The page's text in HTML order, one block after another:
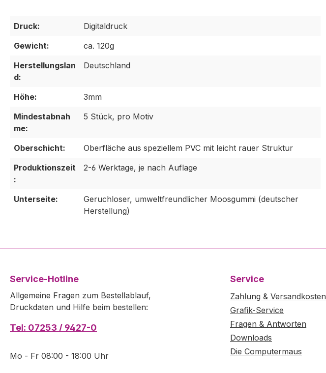
Druck:
Digitaldruck
Gewicht:
ca. 120g
Herstellungslan
d:
Deutschland
Höhe:
3mm
Mindestabnah
me:
5 Stück, pro Motiv
Oberschicht:
Oberfläche aus speziellem PVC mit leicht rauer Struktur
Produktionszeit
:
2-6 Werktage, je nach Auflage
Unterseite:
Geruchloser, umweltfreundlicher Moosgummi (deutscher
Herstellung)
Service-Hotline
Allgemeine Fragen zum Bestellablauf,
Druckdaten und Hilfe beim bestellen:
Tel: 07253 / 9427-0
Mo - Fr 08:00 - 18:00 Uhr
Service
Zahlung & Versandkosten
Grafik-Service
Fragen & Antworten
Downloads
Die Computermaus